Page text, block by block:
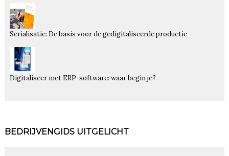
Serialisatie: De basis voor de gedigitaliseerde productie
Digitaliseer met ERP-software: waar begin je?
BEDRIJVENGIDS UITGELICHT